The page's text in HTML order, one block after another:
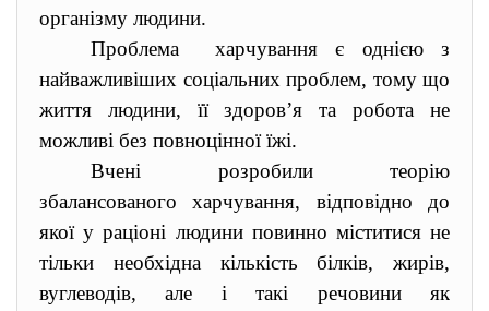
організму людини.
Проблема харчування є однією з
найважливіших соціальних проблем, тому що
життя людини, її здоров’я та робота не
можливі без повноцінної їжі.
Вчені розробили теорію
збалансованого харчування, відповідно до
якої у раціоні людини повинно міститися не
тільки необхідна кількість білків, жирів,
вуглеводів, але і такі речовини як